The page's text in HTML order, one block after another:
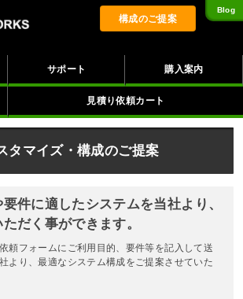
構成のご提案
Blog
サポート 購入案内
見積り依頼カート
タマイズ・構成のご提案
件に適したシステムを当社より、
だく事ができます。
頼フォームにご利用目的、要件等を記入して送
より、最適なシステム構成をご提案させていた